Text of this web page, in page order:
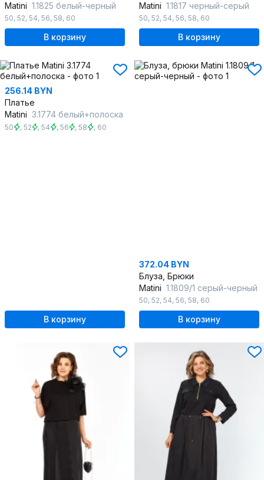
Matini 1.1825 белый-черный
50, 52, 54, 56, 58, 60
В корзину
Matini 1.1817 черный-серый
50, 52, 54, 56, 58, 60
В корзину
256.14 BYN
Платье
Matini 3.1774 белый+полоска
50 , 52 , 54 , 56 , 58 , 60
В корзину
372.04 BYN
Блуза, Брюки
Matini 1.1809/1 серый-черный
50, 52, 54, 56, 58, 60
В корзину